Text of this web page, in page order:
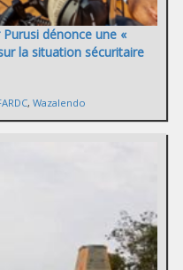
dénonce une «
la situation sécuritaire
, Wazalendo